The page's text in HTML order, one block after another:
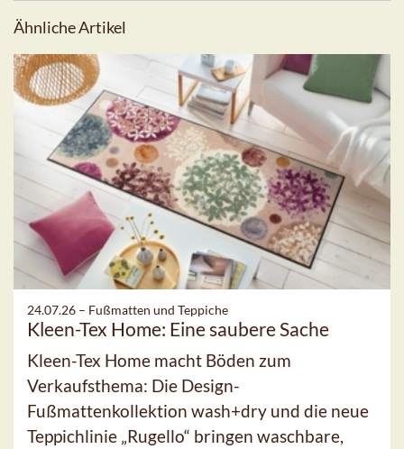
Ähnliche Artikel
24.07.26 – Fußmatten und Teppiche
Kleen-Tex Home: Eine saubere Sache
Kleen-Tex Home macht Böden zum
Verkaufsthema: Die Design-
Fußmattenkollektion wash+dry und die neue
Teppichlinie „Rugello“ bringen waschbare,